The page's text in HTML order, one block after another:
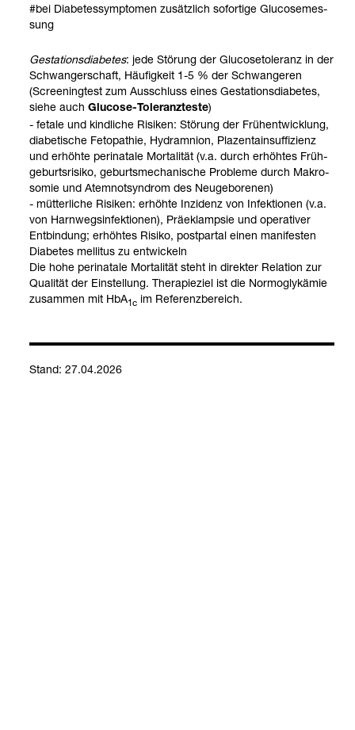
#bei Dia­be­tes­sym­pto­men zusätz­lich sofor­tige Glu­co­se­mes­
sung
Gesta­ti­ons­dia­be­tes: jede Stö­rung der Glu­co­se­to­le­ranz in der
Schwan­ger­schaft, Häu­fig­keit 1-5 % der Schwan­ge­ren
(Scree­n­ing­test zum Aus­schluss eines Gesta­ti­ons­dia­be­tes,
siehe auchGlu­cose-​Tole­ranz­teste)
- fetale und kind­li­che Risi­ken: Stö­rung der Früh­ent­wick­lung,
dia­be­ti­sche Fetopa­thie, Hydr­am­nion, Pla­zen­tain­suf­fi­zi­enz
und erhöhte peri­na­tale Mor­ta­li­tät (v.a. durch erhöh­tes Früh­
ge­burts­ri­siko, geburts­me­cha­ni­sche Pro­bleme durch Makro­
so­mie und Atem­not­syn­drom des Neu­ge­bo­re­nen)
- müt­ter­li­che Risi­ken: erhöhte Inzi­denz von Infek­tio­nen (v.a.
von Harn­wegs­in­fek­tio­nen), Prä­ek­lamp­sie und ope­ra­ti­ver
Ent­bin­dung; erhöh­tes Risiko, post­par­tal einen mani­fes­ten
Dia­be­tes mel­li­tus zu ent­wi­ckeln
Die hohe peri­na­tale Mor­ta­li­tät steht in direk­ter Rela­tion zur
Qua­li­tät der Ein­stel­lung. The­ra­pie­ziel ist die Nor­mo­glyk­ämie
zusam­men mit HbA1c im Refe­renz­be­reich.
Stand: 27.04.2026